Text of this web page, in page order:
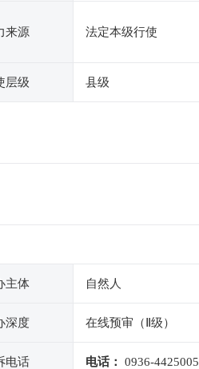
来源 法定本级行使
层级 县级
主体 自然人
深度 在线预审（Ⅱ级）
电话 电话： 0936-4425005